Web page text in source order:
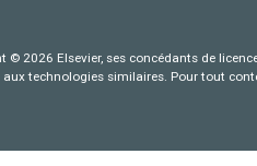
© 2026 Elsevier, ses concédants de
technologies similaires. Pour tout